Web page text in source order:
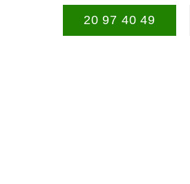
For os er det
20 97 40 49